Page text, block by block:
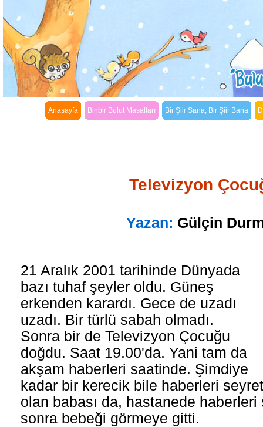
Anasayfa Binbir Bulut Masalları Bir Şiir Sana, Bir Şiir Bana
Televizyon
Yazan: Gülçin
21 Aralık 2001 tarihinde Dünyada
bazı tuhaf şeyler oldu. Güneş
erkenden karardı. Gece de uzadı
uzadı. Bir türlü sabah olmadı.
Sonra bir de Televizyon Çocuğu
doğdu. Saat 19.00'da. Yani tam da
akşam haberleri saatinde. Şimdiye
kadar bir kerecik bile haberleri
olan babası da, hastanede
sonra bebeği görmeye gitti.